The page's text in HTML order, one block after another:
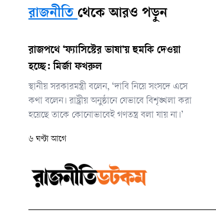
রাজনীতি থেকে আরও পড়ুন
রাজপথে ‘ফ্যাসিস্টের ভাষা’য় হুমকি দেওয়া
হচ্ছে: মির্জা ফখরুল
স্থানীয় সরকারমন্ত্রী বলেন, ‘দাবি নিয়ে সংসদে এসে
কথা বলেন। রাষ্ট্রীয় অনুষ্ঠানে যেভাবে বিশৃঙ্খলা করা
হয়েছে তাকে কোনোভাবেই গণতন্ত্র বলা যায় না।’
৬ ঘণ্টা আগে